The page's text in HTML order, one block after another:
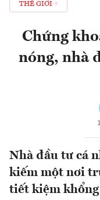
THẾ GIỚI
Chứng
nóng, nhà
Nhà đầu tư cá
kiếm một nơi
tiết kiệm